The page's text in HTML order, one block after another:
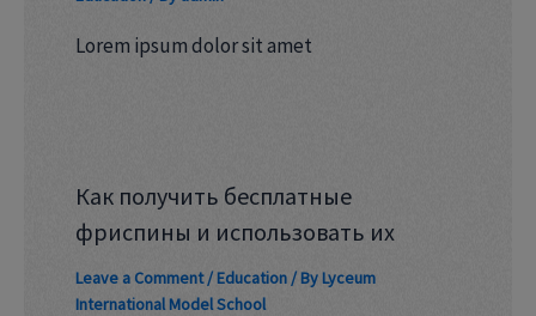
Lorem ipsum dolor sit amet
Как получить бесплатные
фриспины и использовать их
Leave a Comment/Education/ ByLyceum
International Model School